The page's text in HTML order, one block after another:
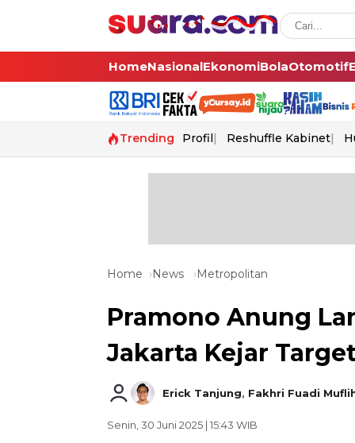
HomeNasionalEkonomiBolaOtomotif
Trending Profil Reshuffle Kabinet
Home News Metropolitan
Pramono Anung
Jakarta Kejar
Erick Tanjung, Fakhri Fuadi
Senin, 30 Juni 2025 | 15:43 WIB